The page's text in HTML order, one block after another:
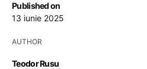
Published on
13 iunie 2025
AUTHOR
Teodor Rusu